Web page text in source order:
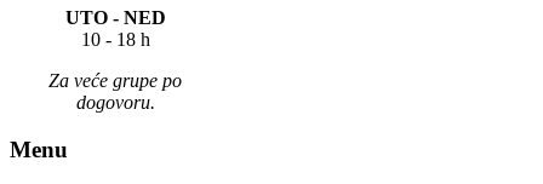
UTO - NED
10 - 18 h
Za veće grupe po
dogovoru.
Menu